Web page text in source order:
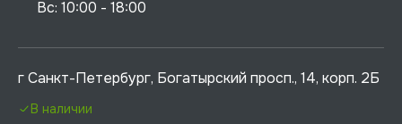
г Санкт-Петербург, Богатырский просп., 14, корп. 2Б
В наличии